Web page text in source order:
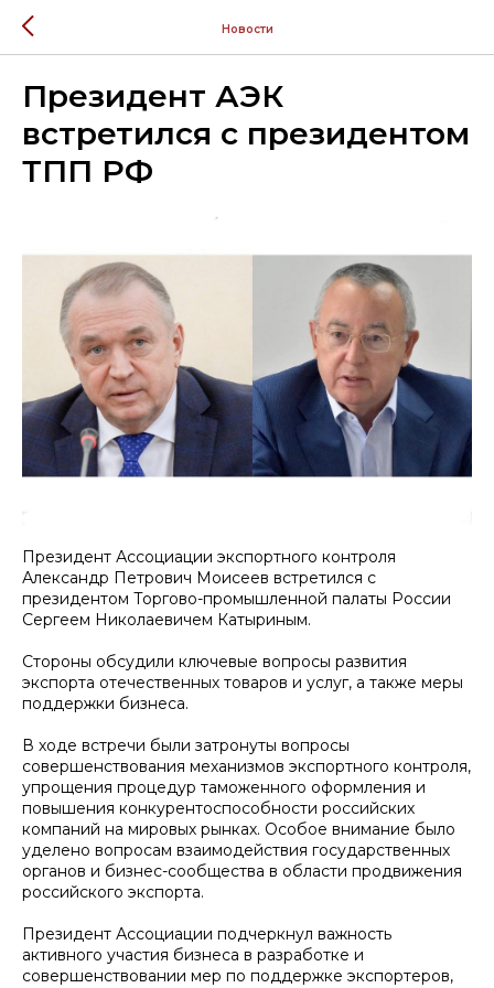
Новости
Президент АЭК
встретился с президентом
ТПП РФ
Президент Ассоциации экспортного контроля
Александр Петрович Моисеев встретился с
президентом Торгово-промышленной палаты России
Сергеем Николаевичем Катыриным.
Стороны обсудили ключевые вопросы развития
экспорта отечественных товаров и услуг, а также меры
поддержки бизнеса.
В ходе встречи были затронуты вопросы
совершенствования механизмов экспортного контроля,
упрощения процедур таможенного оформления и
повышения конкурентоспособности российских
компаний на мировых рынках. Особое внимание было
уделено вопросам взаимодействия государственных
органов и бизнес-сообщества в области продвижения
российского экспорта.
Президент Ассоциации подчеркнул важность
активного участия бизнеса в разработке и
совершенствовании мер по поддержке экспортеров,